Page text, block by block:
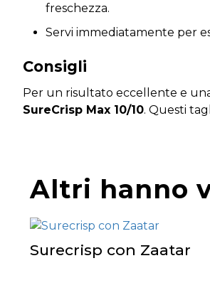
freschezza.
Servi immediatamente per
Consigli
Per un risultato eccellente e
SureCrisp Max 10/10. Questi
Altri hanno
Surecrisp con Zaatar